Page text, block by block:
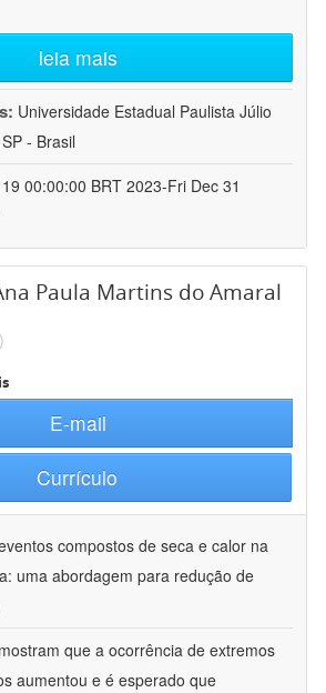
leia mais
Universidade Estadual Paulista Júlio
- Brasil
00:00:00 BRT 2023-Fri Dec 31
Paula Martins do Amaral
E-mail
Currículo
compostos de seca e calor na
uma abordagem para redução de
que a ocorrência de extremos
aumentou e é esperado que